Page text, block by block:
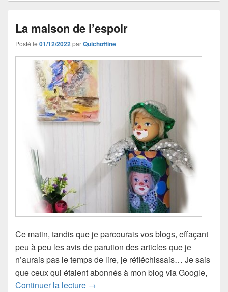
La maison de l’espoir
Posté le 01/12/2022parQuichottine
Ce matin, tandis que je parcourais vos blogs, effaçant
peu à peu les avis de parution des articles que je
n’aurais pas le temps de lire, je réfléchissais… Je sais
que ceux qui étaient abonnés à mon blog via Google,
Continuer la lecture La maison de l’espoir
→